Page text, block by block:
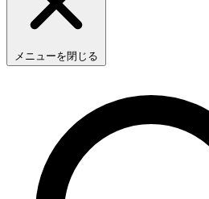
メニューを閉じる